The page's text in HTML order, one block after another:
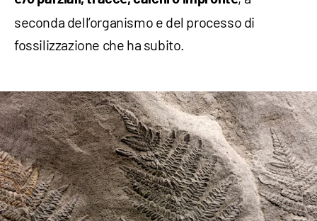
seconda dell’organismo e del processo di
fossilizzazione che ha subito.